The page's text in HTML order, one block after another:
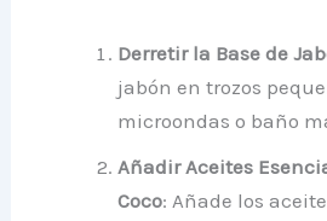
Derretir la Base de
jabón en trozos
microondas o baño
Añadir Aceites
Coco: Añade los